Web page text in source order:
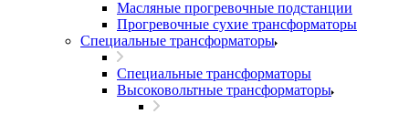
Масляные прогревочные подстанции
Прогревочные сухие трансформаторы
Специальные трансформаторы
Специальные трансформаторы
Высоковольтные трансформаторы